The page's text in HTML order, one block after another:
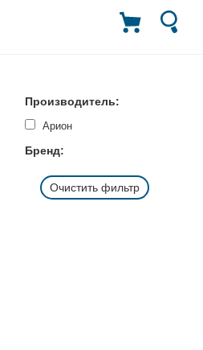
Производитель:
Арион
Бренд:
Очистить фильтр